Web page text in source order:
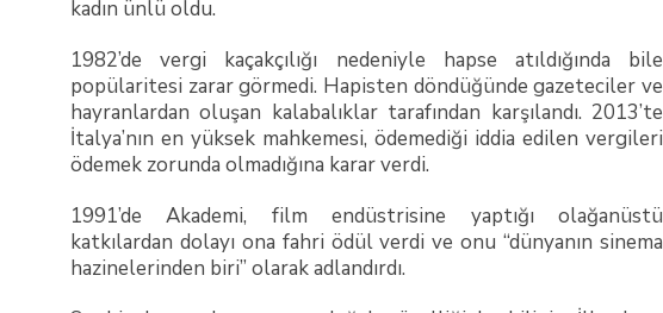
kadın ünlü oldu.
1982’de vergi kaçakçılığı nedeniyle hapse atıldığında bile
popülaritesi zarar görmedi. Hapisten döndüğünde gazeteciler ve
hayranlardan oluşan kalabalıklar tarafından karşılandı. 2013’te
İtalya’nın en yüksek mahkemesi, ödemediği iddia edilen vergileri
ödemek zorunda olmadığına karar verdi.
1991’de Akademi, film endüstrisine yaptığı olağanüstü
katkılardan dolayı ona fahri ödül verdi ve onu “dünyanın sinema
hazinelerinden biri” olarak adlandırdı.